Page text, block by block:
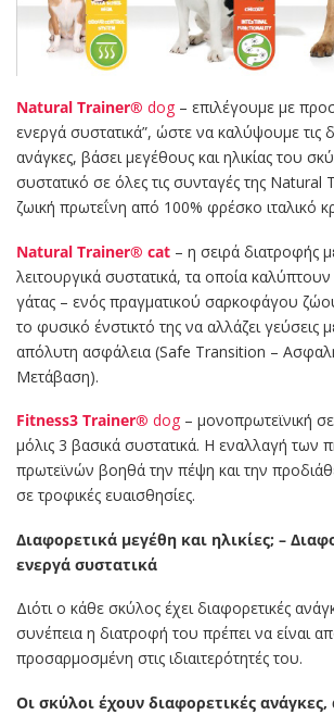
Natural Trainer® dog – επιλέγουμε με
ενεργά συστατικά”, ώστε να καλύψουμε τις
ανάγκες, βάσει μεγέθους και ηλικίας του
συστατικό σε όλες τις συνταγές της Natural
ζωική πρωτεΐνη από 100% φρέσκο ιταλικό
Natural Trainer® cat – η σειρά διατροφής
λειτουργικά συστατικά, τα οποία καλύπτουν
γάτας – ενός πραγματικού σαρκοφάγου
το φυσικό ένστικτό της να αλλάζει γεύσεις
απόλυτη ασφάλεια (Safe Transition –
Μετάβαση).
Fitness3 Trainer® dog – μονοπρωτεϊνική
μόλις 3 βασικά συστατικά. Η εναλλαγή των
πρωτεϊνών βοηθά την πέψη και την
σε τροφικές ευαισθησίες.
Διαφορετικά μεγέθη και ηλικίες; –
ενεργά συστατικά
Διότι ο κάθε σκύλος έχει διαφορετικές
συνέπεια η διατροφή του πρέπει να είναι
προσαρμοσμένη στις ιδιαιτερότητές του.
Οι σκύλοι έχουν διαφορετικές